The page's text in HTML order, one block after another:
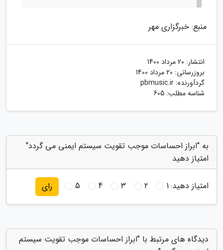
منبع: خبرگزاری مهر
انتشار: 20 مرداد 1400
بروزرسانی: 20 مرداد 1400
گردآورنده: pbmusic.ir
شناسه مطلب: 605
به "ابراز احساسات موجب تقویت سیستم ایمنی می گردد"
امتیاز دهید
امتیاز دهید:1
2
3
4
5 رای
دیدگاه های مرتبط با "ابراز احساسات موجب تقویت سیستم